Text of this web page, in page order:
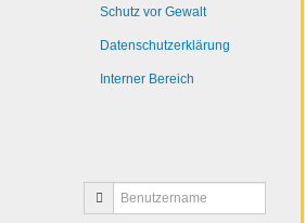
Schutz vor Gewalt
Datenschutzerklärung
Interner Bereich